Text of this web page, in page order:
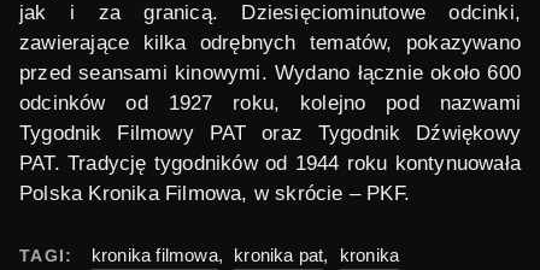
jak i za granicą. Dziesięciominutowe odcinki,
zawierające kilka odrębnych tematów, pokazywano
przed seansami kinowymi. Wydano łącznie około 600
odcinków od 1927 roku, kolejno pod nazwami
Tygodnik Filmowy PAT oraz Tygodnik Dźwiękowy
PAT. Tradycję tygodników od 1944 roku kontynuowała
Polska Kronika Filmowa, w skrócie – PKF.
TAGI: kronika filmowa, kronika pat,
kronika